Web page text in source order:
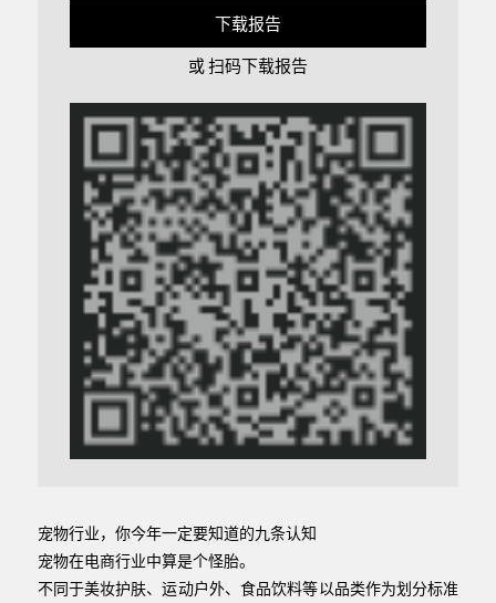
下载报告
或 扫码下载报告
宠物行业，你今年一定要知道的九条认知
宠物在电商行业中算是个怪胎。
不同于美妆护肤、运动户外、食品饮料等以品类作为划分标准